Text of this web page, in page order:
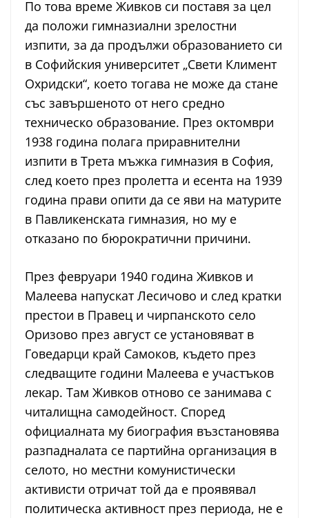
По това време Живков си поставя за цел
да положи гимназиални зрелостни
изпити, за да продължи образованието си
в Софийския университет „Свети Климент
Охридски“, което тогава не може да стане
със завършеното от него средно
техническо образование. През октомври
1938 година полага приравнителни
изпити в Трета мъжка гимназия в София,
след което през пролетта и есента на 1939
година прави опити да се яви на матурите
в Павликенската гимназия, но му е
отказано по бюрократични причини.
През февруари 1940 година Живков и
Малеева напускат Лесичово и след кратки
престои в Правец и чирпанското село
Оризово през август се установяват в
Говедарци край Самоков, където през
следващите години Малеева е участъков
лекар. Там Живков отново се занимава с
читалищна самодейност. Според
официалната му биография възстановява
разпадналата се партийна организация в
селото, но местни комунистически
активисти отричат той да е проявявал
политическа активност през периода, не е